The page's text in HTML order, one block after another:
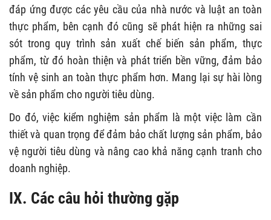
đáp ứng được các yêu cầu của nhà nước và luật an toàn
thực phẩm, bên cạnh đó cũng sẽ phát hiện ra những sai
sót trong quy trình sản xuất chế biến sản phẩm, thực
phẩm, từ đó hoàn thiện và phát triển bền vững, đảm bảo
tính vệ sinh an toàn thực phẩm hơn. Mang lại sự hài lòng
về sản phẩm cho người tiêu dùng.
Do đó, việc kiểm nghiệm sản phẩm là một việc làm cần
thiết và quan trọng để đảm bảo chất lượng sản phẩm, bảo
vệ người tiêu dùng và nâng cao khả năng cạnh tranh cho
doanh nghiệp.
IX. Các câu hỏi thường gặp